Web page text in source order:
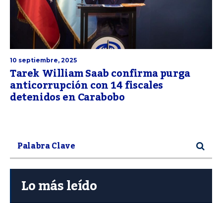
10 septiembre, 2025
Tarek William Saab confirma purga
anticorrupción con 14 fiscales
detenidos en Carabobo
Lo más leído